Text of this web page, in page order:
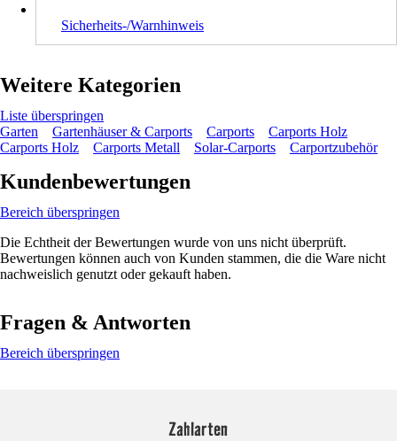
Sicherheits-/Warnhinweis
Weitere Kategorien
Liste überspringen
Garten
Gartenhäuser & Carports Carports
Carports Holz
Carports Holz
Carports Metall Solar-Carports Carportzubehör
Kundenbewertungen
Bereich überspringen
Die Echtheit der Bewertungen wurde von uns nicht überprüft.
Bewertungen können auch von Kunden stammen, die die Ware nicht
nachweislich genutzt oder gekauft haben.
Fragen & Antworten
Bereich überspringen
Zahlarten